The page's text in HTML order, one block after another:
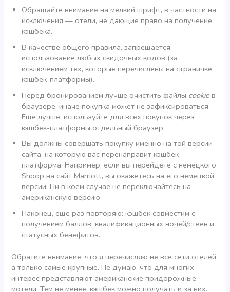
Обращайте внимание на мелкий шрифт, в частности на
исключения — отели, не дающие право на получение
кэшбека.
В качестве общего правила, запрещается
использование любых скидочных кодов (за
исключением тех, которые перечислены на страничке
кэшбек-платформы).
Перед бронированием лучше очистить файлы cookieв
браузере, иначе покупка может не зафиксироваться.
Еще лучше, используйте для всех покупок через
кэшбек-платформы отдельный браузер.
Вы должны совершать покупку именно на той версии
сайта, на которую вас перенаправит кэшбек-
платформа. Например, если вы перейдете с немецкого
Shoop на сайт Marriott, вы окажетесь на его немецкой
версии. Ни в коем случае не переключайтесь на
американскую версию.
Наконец, еще раз повторяю: кэшбек совместим с
получением баллов, квалификационных ночей/стеев и
статусных бенефитов.
Обратите внимание, что я перечисляю не все сети отелей,
а только самые крупные. Не думаю, что для многих
интерес представляют американские придорожные
мотели. Тем не менее, кэшбек можно получать и за них.